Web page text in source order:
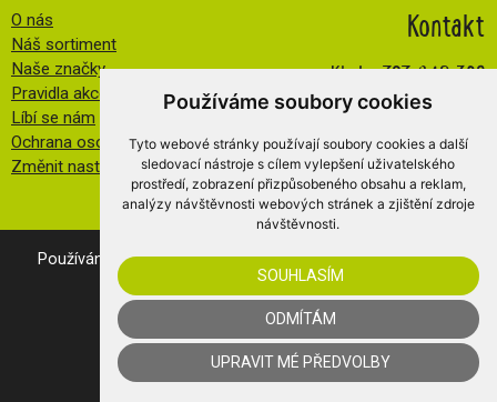
Používáme soubory cookies
Tyto webové stránky používají soubory cookies a další
sledovací nástroje s cílem vylepšení uživatelského
prostředí, zobrazení přizpůsobeného obsahu a reklam,
analýzy návštěvnosti webových stránek a zjištění zdroje
návštěvnosti.
SOUHLASÍM
ODMÍTÁM
UPRAVIT MÉ PŘEDVOLBY
Kontakt
Kbely:727 840 369
Petřiny:608 032 534
info@veselatkanicka.cz
O nás
Náš sortiment
Naše značky
Pravidla akce FB
Líbí se nám
Ochrana osobních údajů
Změnit nastavení cookies
Používáním našich webovek vyjadřujete souhlas scookies.
© 2019 Veselá Tkanička s.r.o.
WebConsult
- internetový obchod